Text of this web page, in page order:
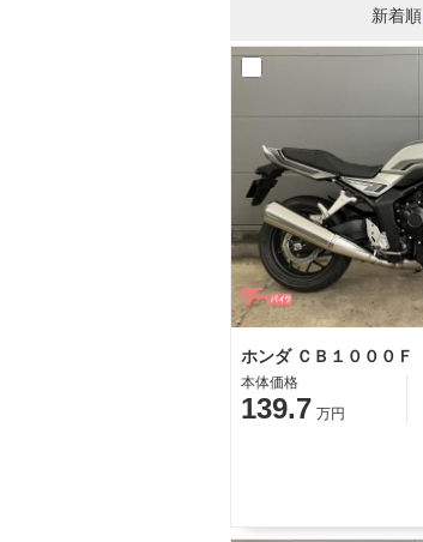
新着順
ホンダ ＣＢ１０００Ｆ
本体価格
139.7 万円